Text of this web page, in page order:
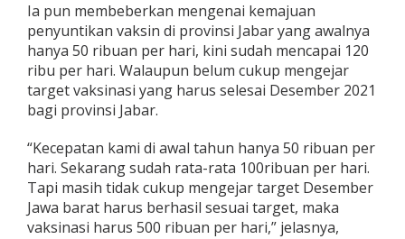
Ia pun membeberkan mengenai kemajuan
penyuntikan vaksin di provinsi Jabar yang awalnya
hanya 50 ribuan per hari, kini sudah mencapai 120
ribu per hari. Walaupun belum cukup mengejar
target vaksinasi yang harus selesai Desember 2021
bagi provinsi Jabar.
“Kecepatan kami di awal tahun hanya 50 ribuan per
hari. Sekarang sudah rata-rata 100ribuan per hari.
Tapi masih tidak cukup mengejar target Desember
Jawa barat harus berhasil sesuai target, maka
vaksinasi harus 500 ribuan per hari,” jelasnya,